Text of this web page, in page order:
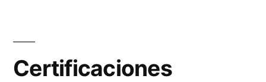
Certificaciones